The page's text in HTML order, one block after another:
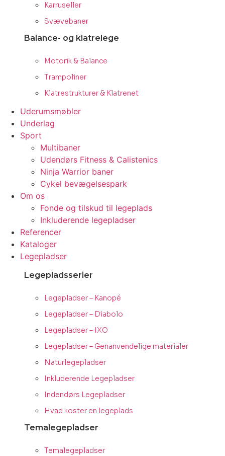
Karruseller
Svævebaner
Balance- og klatrelege
Motorik & Balance
Trampoliner
Klatrestrukturer & Klatrenet
Uderumsmøbler
Underlag
Sport
Multibaner
Udendørs Fitness & Calistenics
Ninja Warrior baner
Cykel bevægelsespark
Om os
Fonde og tilskud til legeplads
Inkluderende legepladser
Referencer
Kataloger
Legepladser
Legepladsserier
Legepladser – Kanopé
Legepladser – Diabolo
Legepladser – IXO
Legepladser – Genanvendelige materialer
Naturlegepladser
Inkluderende Legepladser
Indendørs Legepladser
Hvad koster en legeplads
Temalegepladser
Temalegepladser